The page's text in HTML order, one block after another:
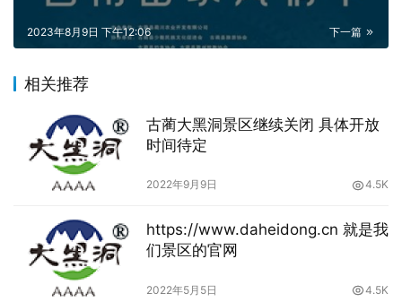
下一篇
2023年8月9日 下午12:06
相关推荐
古蔺大黑洞景区继续关闭 具体开放
时间待定
2022年9月9日 4.5K
https://www.daheidong.cn 就是我
们景区的官网
2022年5月5日 4.5K